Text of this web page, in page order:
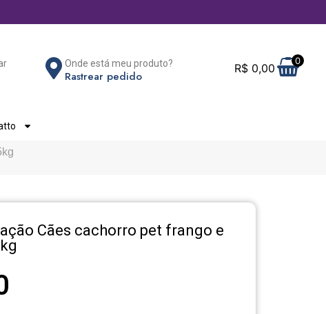
Onde está meu produto?
Rastrear pedido
R$ 0,00
0
Cães cachorro pet frango e